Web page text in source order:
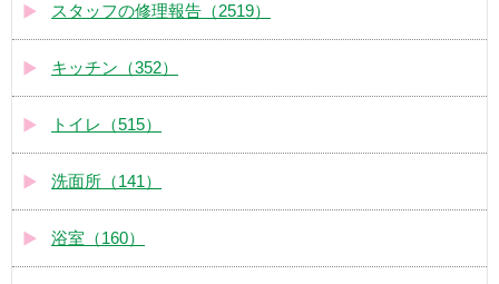
スタッフの修理報告（2519）
キッチン（352）
トイレ（515）
洗面所（141）
浴室（160）